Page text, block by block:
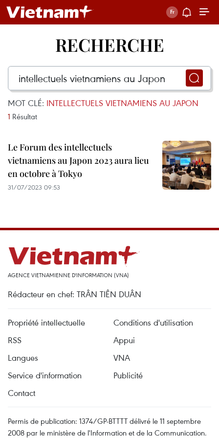
RECHERCHE
MOT CLÉ: INTELLECTUELS VIETNAMIENS AU JAPON
1 Résultat
Le Forum des intellectuels
vietnamiens au Japon 2023 aura lieu
en octobre à Tokyo
31/07/2023 09:53
AGENCE VIETNAMIENNE D'INFORMATION (VNA)
Rédacteur en chef: TRÂN TIÊN DUÂN
Propriété intellectuelle
Conditions d'utilisation
RSS
Appui
Langues
VNA
Service d'information
Publicité
Contact
Permis de publication: 1374/GP-BTTTT délivré le 11 septembre
2008 par le ministère de l'Information et de la Communication.